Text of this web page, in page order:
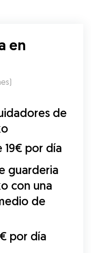
en
)
de
19€ por día
guarderia
con una
de
por día